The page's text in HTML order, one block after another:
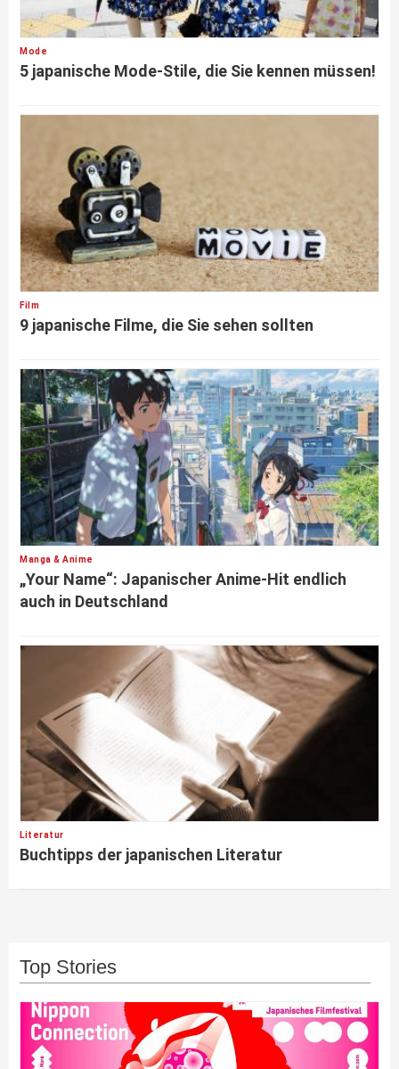
Mode
5 japanische Mode-Stile, die Sie kennen müssen!
Film
9 japanische Filme, die Sie sehen sollten
Manga & Anime
„Your Name“: Japanischer Anime-Hit endlich
auch in Deutschland
Literatur
Buchtipps der japanischen Literatur
Top Stories